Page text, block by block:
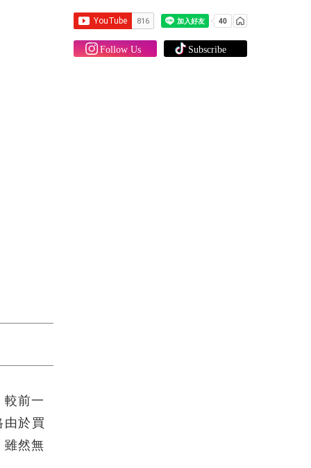
較前一
由於買
雖然無